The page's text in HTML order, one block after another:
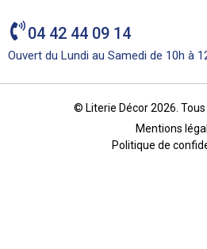
04 42 44 09 14
Ouvert du Lundi au Samedi de 10h à
© Literie Décor 2026.
Mentions
Politique de